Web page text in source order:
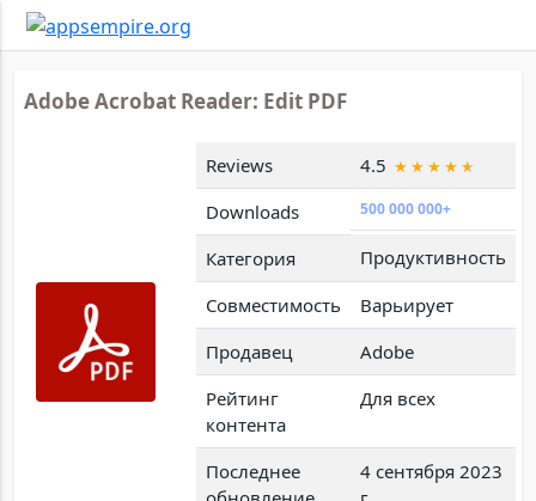
Adobe Acrobat Reader: Edit PDF
Reviews
4.5
Downloads
500 000 000+
Категория
Продуктивность
Совместимость
Варьирует
Продавец
Adobe
Рейтинг
контента
Для всех
Последнее
4 сентября 2023